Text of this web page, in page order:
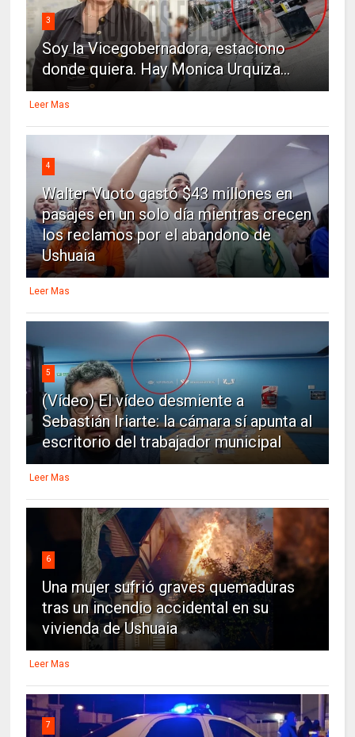
3
Soy la Vicegobernadora, estaciono
donde quiera. Hay Monica Urquiza...
Leer Mas
4
Walter Vuoto gastó $43 millones en
pasajes en un solo día mientras crecen
los reclamos por el abandono de
Ushuaia
Leer Mas
5
(Vídeo) El vídeo desmiente a
Sebastián Iriarte: la cámara sí apunta al
escritorio del trabajador municipal
Leer Mas
6
Una mujer sufrió graves quemaduras
tras un incendio accidental en su
vivienda de Ushuaia
Leer Mas
7